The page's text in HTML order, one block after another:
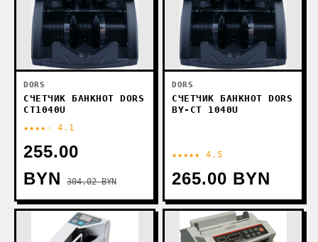
DORS
СЧЕТЧИК БАНКНОТ DORS
CT1040U
★★★★☆ 4.1
255.00
BYN
304.02 BYN
DORS
СЧЕТЧИК БАНКНОТ DORS
BY-CT 1040U
★★★★★ 4.5
265.00 BYN